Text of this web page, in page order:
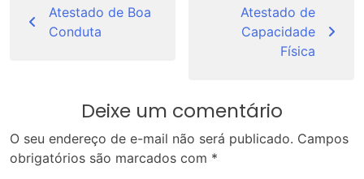
de
Post
Atestado de Boa
Conduta
Atestado de
Capacidade
Física
Deixe um comentário
O seu endereço de e-mail não será publicado. Campos
obrigatórios são marcados com *